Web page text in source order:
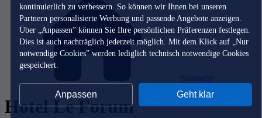
kontinuierlich zu verbessern. So können wir Ihnen bei unseren
Partnern personalisierte Werbung und passende Angebote anzeigen.
Über „Anpassen” können Sie Ihre persönlichen Präferenzen festlegen.
Dies ist auch nachträglich jederzeit möglich. Mit dem Klick auf „Nur
notwendige Cookies” werden lediglich technisch notwendige Cookies
gespeichert.
Anpassen Geht klar
Hotel Le Forum